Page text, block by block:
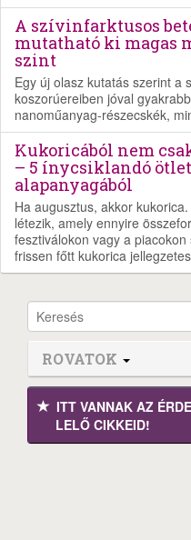
A szívinfarktusos
mutatható ki magas
szint
Egy új olasz kutatás szerint a
koszorúereiben jóval
nanoműanyag-részecskék,
Kukoricából nem
– 5 ínycsiklandó
alapanyagából
Ha augusztus, akkor
létezik, amely ennyire
fesztiválokon vagy a
frissen főtt kukorica
ROVATOK
ITT VANNAK AZ
LELŐ CIKKEID!